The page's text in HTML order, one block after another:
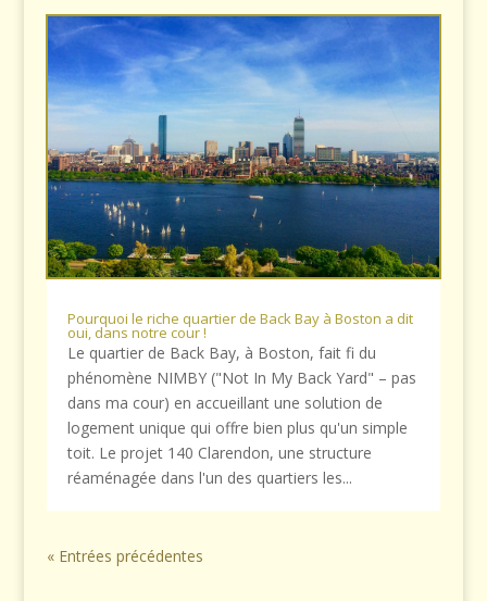
Pourquoi le riche quartier de Back Bay à Boston a dit
oui, dans notre cour !
Le quartier de Back Bay, à Boston, fait fi du
phénomène NIMBY ("Not In My Back Yard" – pas
dans ma cour) en accueillant une solution de
logement unique qui offre bien plus qu'un simple
toit. Le projet 140 Clarendon, une structure
réaménagée dans l'un des quartiers les...
« Entrées précédentes